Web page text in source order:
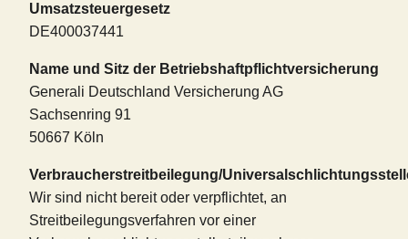
Umsatzsteuergesetz
DE400037441
Name und Sitz der Betriebshaftpflichtversicherung
Generali Deutschland Versicherung AG
Sachsenring 91
50667 Köln
Verbraucherstreitbeilegung/
Wir sind nicht bereit oder verpflichtet, an
Streitbeilegungsverfahren vor einer